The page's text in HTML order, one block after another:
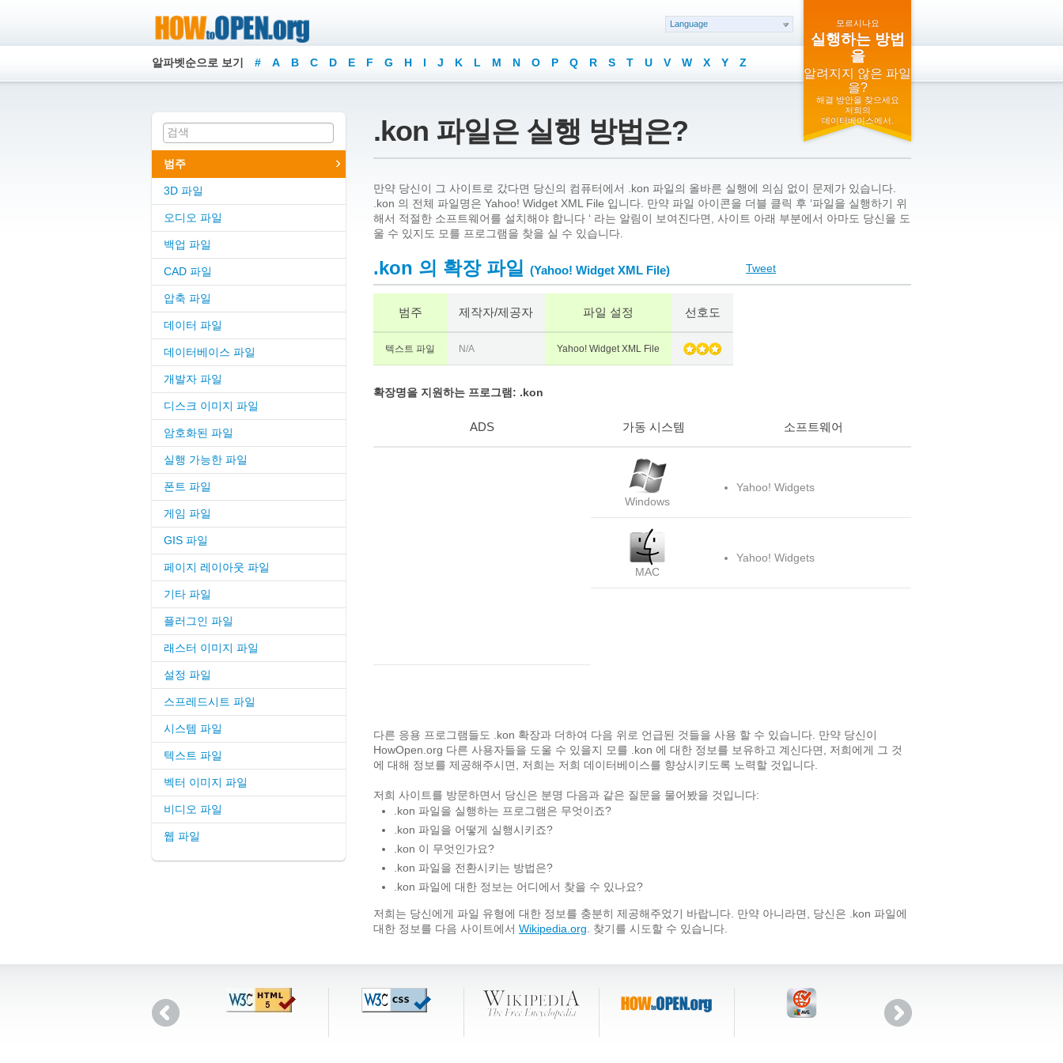
알파벳순으로 보기 # A B C D E F G H I J K L M N O P Q R S T U V W X Y Z
모르시나요
실행하는 방법
을
알려지지 않은 파일
을?
해결 방안을 찾으세요
저희의
데이터베이스에서.
Language
범주
3D 파일
오디오 파일
백업 파일
CAD 파일
압축 파일
데이터 파일
데이터베이스 파일
개발자 파일
디스크 이미지 파일
암호화된 파일
실행 가능한 파일
폰트 파일
게임 파일
GIS 파일
페이지 레이아웃 파일
기타 파일
플러그인 파일
래스터 이미지 파일
설정 파일
스프레드시트 파일
시스템 파일
텍스트 파일
벡터 이미지 파일
비디오 파일
웹 파일
.kon 파일은 실행 방법은?
만약 당신이 그 사이트로 갔다면 당신의 컴퓨터에서 .kon 파일의 올바른 실행에 의심 없이 문제가 있습니다.
.kon 의 전체 파일명은 Yahoo! Widget XML File 입니다. 만약 파일 아이콘을 더블 클릭 후 ‘파일을 실행하기 위
해서 적절한 소프트웨어를 설치해야 합니다 ‘ 라는 알림이 보여진다면, 사이트 아래 부분에서 아마도 당신을 도
울 수 있지도 모를 프로그램을 찾을 실 수 있습니다.
.kon 의 확장 파일 (Yahoo! Widget XML File) Tweet
범주 제작자/제공자 파일 설정 선호도
텍스트 파일 N/A Yahoo! Widget XML File
확장명을 지원하는 프로그램: .kon
ADS 가동 시스템 소프트웨어
Windows
Yahoo! Widgets
MAC
Yahoo! Widgets
다른 응용 프로그램들도 .kon 확장과 더하여 다음 위로 언급된 것들을 사용 할 수 있습니다. 만약 당신이
HowOpen.org 다른 사용자들을 도울 수 있을지 모를 .kon 에 대한 정보를 보유하고 계신다면, 저희에게 그 것
에 대해 정보를 제공해주시면, 저희는 저희 데이터베이스를 향상시키도록 노력할 것입니다.
저희 사이트를 방문하면서 당신은 분명 다음과 같은 질문을 물어봤을 것입니다:
.kon 파일을 실행하는 프로그램은 무엇이죠?
.kon 파일을 어떻게 실행시키죠?
.kon 이 무엇인가요?
.kon 파일을 전환시키는 방법은?
.kon 파일에 대한 정보는 어디에서 찾을 수 있나요?
저희는 당신에게 파일 유형에 대한 정보를 충분히 제공해주었기 바랍니다. 만약 아니라면, 당신은 .kon 파일에
대한 정보를 다음 사이트에서 Wikipedia.org . 찾기를 시도할 수 있습니다.